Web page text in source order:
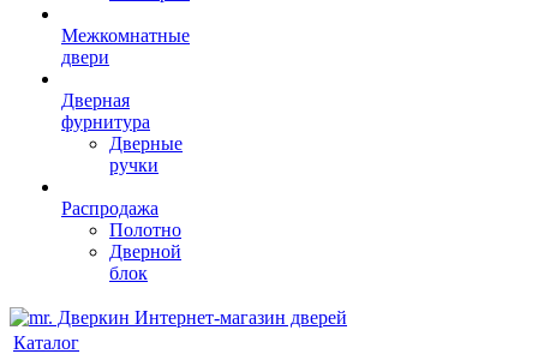
Межкомнатные
двери
Дверная
фурнитура
Дверные
ручки
Распродажа
Полотно
Дверной
блок
Каталог